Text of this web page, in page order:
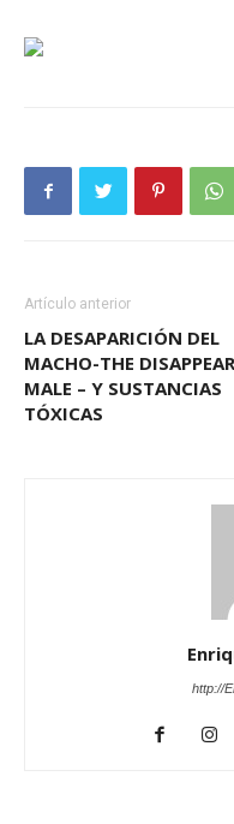
Artículo anterior
LA DESAPARICIÓN DEL
MACHO-THE
MALE – Y SUSTANCIAS
TÓXICAS
http://